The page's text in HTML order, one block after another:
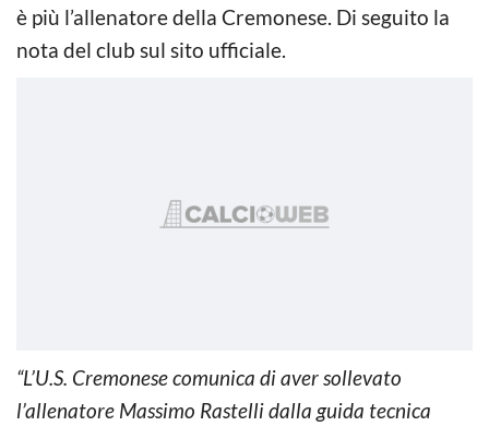
è più l’allenatore della Cremonese. Di seguito la
nota del club sul sito ufficiale.
“L’U.S. Cremonese comunica di aver sollevato
l’allenatore Massimo Rastelli dalla guida tecnica